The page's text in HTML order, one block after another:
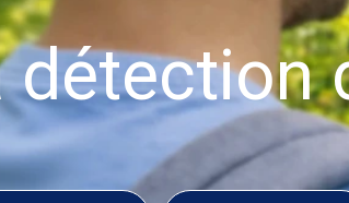
détection